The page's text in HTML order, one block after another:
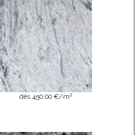
dès 450.00 €/m²